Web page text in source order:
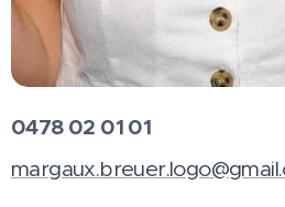
0478 02 01 01